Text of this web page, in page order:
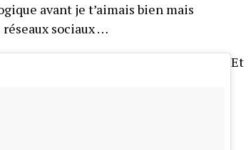
avant je t’aimais bien mais
sociaux …
Et